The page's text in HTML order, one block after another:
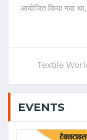
आयोजित किया गया था,
Textile
EVENTS